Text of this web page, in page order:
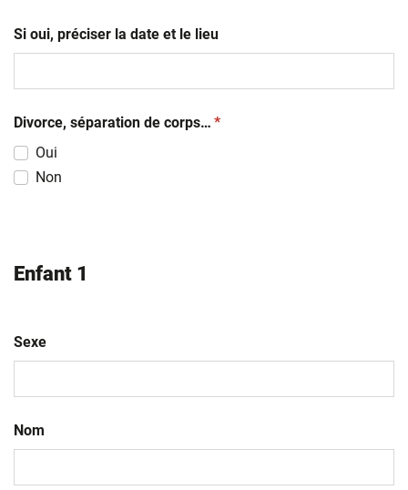
Si oui, préciser la date et le lieu
Divorce, séparation de corps… (obligatoire)
*
Oui
Non
Enfant 1
Sexe
Nom